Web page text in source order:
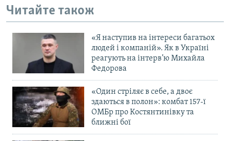
Читайте також
«Я наступив на інтереси багатьох
людей і компаній». Як в Україні
реагують на інтерв’ю Михайла
Федорова
«Один стріляє в себе, а двоє
здаються в полон»: комбат 157-ї
ОМБр про Костянтинівку та
ближні бої